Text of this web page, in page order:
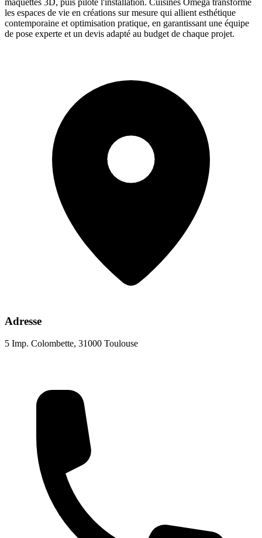
les espaces de vie en créations sur mesure qui allient esthétique
contemporaine et optimisation pratique, en garantissant une équipe
de pose experte et un devis adapté au budget de chaque projet.
Adresse
5 Imp. Colombette, 31000 Toulouse